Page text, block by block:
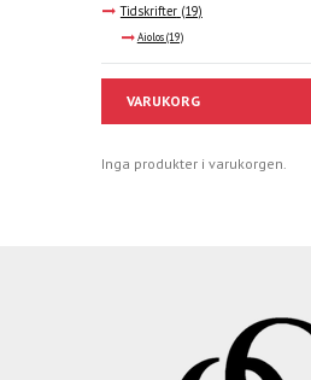
Tidskrifter (19)
Aiolos(19)
VARUKORG
Inga produkter i varukorgen.